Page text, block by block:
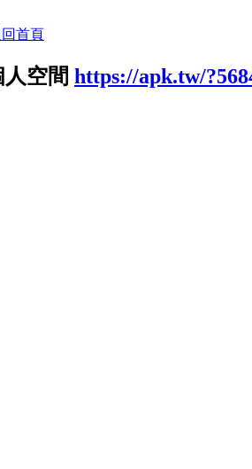
首頁
人空間 https://apk.tw/